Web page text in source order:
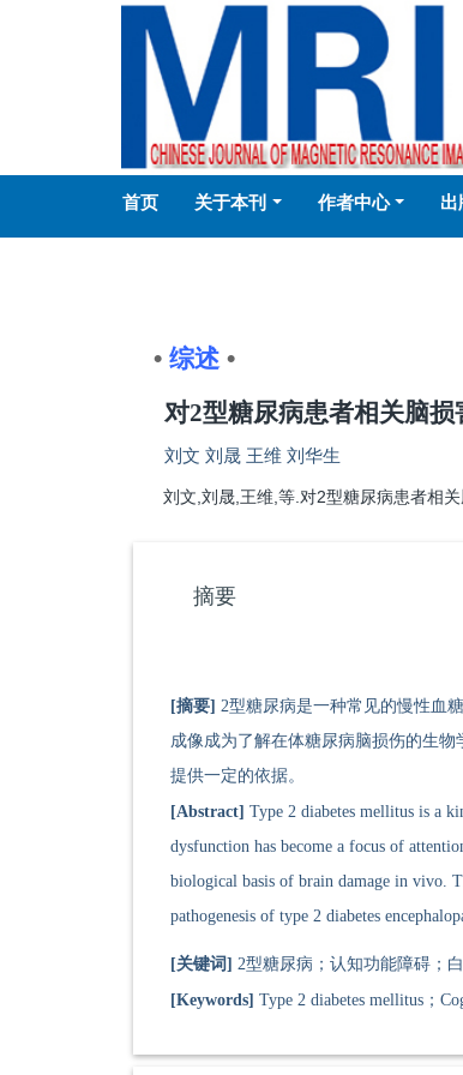
首页 关于本刊 作者中心
•综述 •
对2型糖尿病患者相关脑
刘文 刘晟 王维 刘华生
刘文,刘晟,王维,等.对2型糖尿病患者相
摘要
[摘要] 2型糖尿病是一种常见的慢性血
成像成为了解在体糖尿病脑损伤的生
提供一定的依据。
[Abstract] Type 2 diabetes mellitus is a
dysfunction has become a focus of
biological basis of brain damage in vivo.
pathogenesis of type 2 diabetes
[关键词] 2型糖尿病；认知功能障碍；
[Keywords] Type 2 diabetes mellitus；